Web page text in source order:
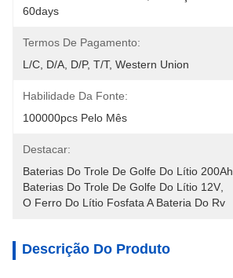
60days
Termos De Pagamento:
L/C, D/A, D/P, T/T, Western Union
Habilidade Da Fonte:
100000pcs Pelo Mês
Destacar:
Baterias Do Trole De Golfe Do Lítio 200Ah
Baterias Do Trole De Golfe Do Lítio 12V
O Ferro Do Lítio Fosfata A Bateria Do Rv
Descrição Do Produto